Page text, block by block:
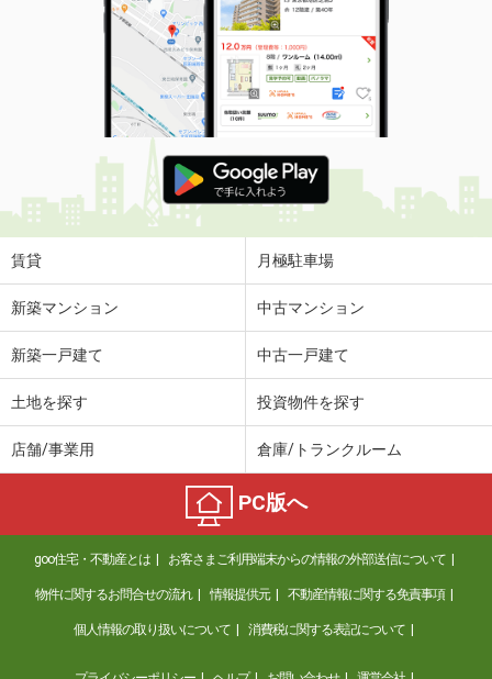
価 格
6.30万円
住 所
山梨県甲府市朝気３
専有面積 23.61m²
間取り
1K
山梨県甲府市宮前町
価 格
5万円
住 所
山梨県甲府市宮前町
専有面積
山梨県甲府市下飯田４丁目
5.80万円
山梨県甲府市荒川２丁目
6.50万円
住 所
山梨県甲府市荒川２丁目
専有面積 53.87m²
間取り
2LDK
山梨県甲府市国母１
賃貸 月極駐車場
新築マンション 中古マンション
新築一戸建て 中古一戸建て
土地を探す 投資物件を探す
店舗/事業用 倉庫/トランクルーム
PC版へ
goo住宅・不動産とは お客さまご利用端末からの情報の外部送信について
物件に関するお問合せの流れ 情報提供元 不動産情報に関する免責事項
個人情報の取り扱いについて 消費税に関する表記について